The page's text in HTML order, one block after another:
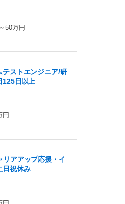
50万円
テストエンジニア/研
125日以上
円
リアアップ応援・イ
日祝休み